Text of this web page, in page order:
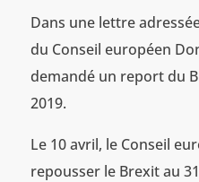
Dans une lettre
du Conseil européen
demandé un report du
2019.
Le 10 avril, le Conseil
repousser le Brexit au